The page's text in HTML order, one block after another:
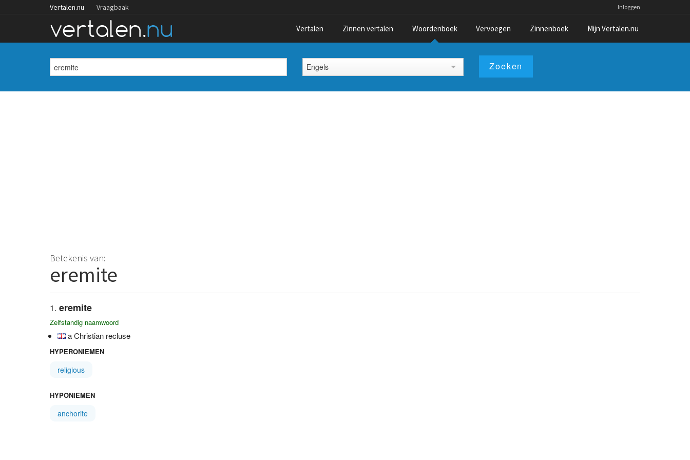
Vertalen.nu Vraagbaak Inloggen
Vertalen Zinnen vertalen Woordenboek Vervoegen Zinnenboek Mijn Vertalen.nu
Engels
Betekenis van:
eremite
eremite
Zelfstandig naamwoord
a Christian recluse
HYPERONIEMEN
religious
HYPONIEMEN
anchorite